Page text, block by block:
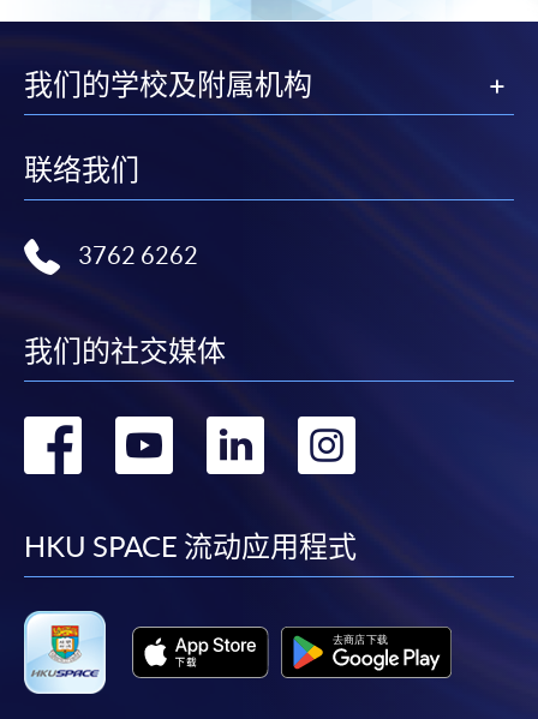
我们的学校及附属机构
联络我们
3762 6262
我们的社交媒体
转
facebook
转
youtube
转
linkedin
HKU SPACE 流动应用程式